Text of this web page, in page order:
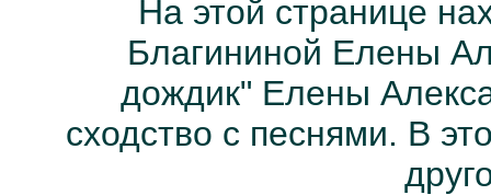
На этой странице
Благининой Елены
дождик" Елены
сходство с песнями. В